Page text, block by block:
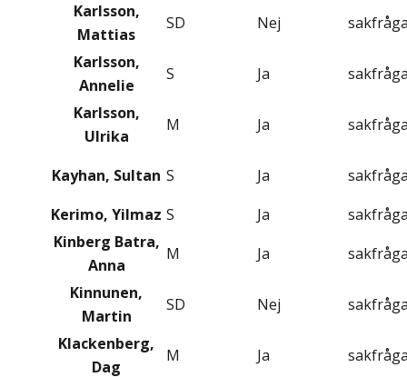
Karlsson,
Mattias
SD Nej
Karlsson,
Annelie
S Ja
Karlsson,
Ulrika
M Ja
Kayhan, Sultan S Ja
Kerimo, Yilmaz S Ja
Kinberg Batra,
Anna
M Ja
Kinnunen,
Martin
SD Nej
Klackenberg,
Dag
M Ja